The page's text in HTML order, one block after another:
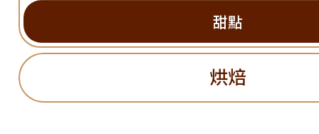
甜點
烘焙